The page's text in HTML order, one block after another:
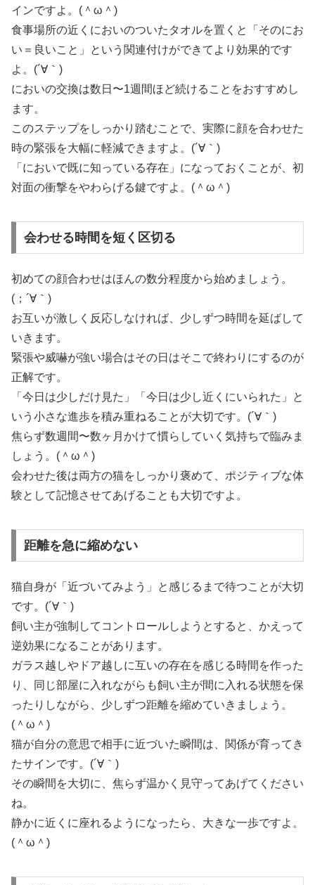
インですよ。(＾ω＾)
食事場所の近くにおいのついたタオルを置くと「そのにお
い＝良いこと」という関連付けができてより効果的です
よ。(´∀｀)
においの交換は数日〜1週間ほど続けることをおすすめし
ます。
このステップをしっかり踏むことで、実際に顔を合わせた
時の緊張を大幅に軽減できますよ。(´∀｀)
「においで既に知っている存在」になっておくことが、初
対面の衝撃をやわらげる鍵ですよ。(＾ω＾)
会わせる時間を短く区切る
初めての顔合わせはほんの数分程度から始めましょう。
(；´∀｀)
お互いが激しく反応しなければ、少しずつ時間を延ばして
いきます。
緊張や威嚇が強い場合はその日はそこで終わりにするのが
正解です。
「今日は少しだけ見た」「今日は少し近くにいられた」と
いう小さな進歩を積み重ねることが大切です。(´∀｀)
焦らず数週間〜数ヶ月かけて慣らしていく気持ちで臨みま
しょう。(＾ω＾)
会わせた後は両方の猫をしっかり褒めて、ポジティブな体
験として記憶させてあげることも大切ですよ。
距離を急に縮めない
猫自身が「近づいてみよう」と感じるまで待つことが大切
です。(´∀｀)
飼い主が強制してコントロールしようとすると、かえって
逆効果になることがあります。
ガラス越しやドア越しに互いの存在を感じる時間を作った
り、同じ部屋に入れながらも飼い主が間に入れる状態を保
ったりしながら、少しずつ距離を縮めていきましょう。
(＾ω＾)
猫が自分の意思で相手に近づいた瞬間は、関係が育ってき
たサインです。(´∀｀)
その瞬間を大切に、焦らず温かく見守ってあげてください
ね。
静かに近くに座れるようになったら、大きな一歩ですよ。
(＾ω＾)